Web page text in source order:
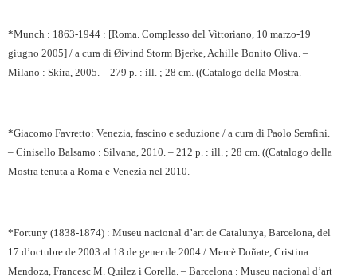
*Munch : 1863-1944 : [Roma. Complesso del Vittoriano, 10 marzo-19
giugno 2005] / a cura di Øivind Storm Bjerke, Achille Bonito Oliva. –
Milano : Skira, 2005. – 279 p. : ill. ; 28 cm. ((Catalogo della Mostra.
*Giacomo Favretto: Venezia, fascino e seduzione / a cura di Paolo Serafini.
– Cinisello Balsamo : Silvana, 2010. – 212 p. : ill. ; 28 cm. ((Catalogo della
Mostra tenuta a Roma e Venezia nel 2010.
*Fortuny (1838-1874) : Museu nacional d’art de Catalunya, Barcelona, del
17 d’octubre de 2003 al 18 de gener de 2004 / Mercè Doñate, Cristina
Mendoza, Francesc M. Quilez i Corella. – Barcelona : Museu nacional d’art